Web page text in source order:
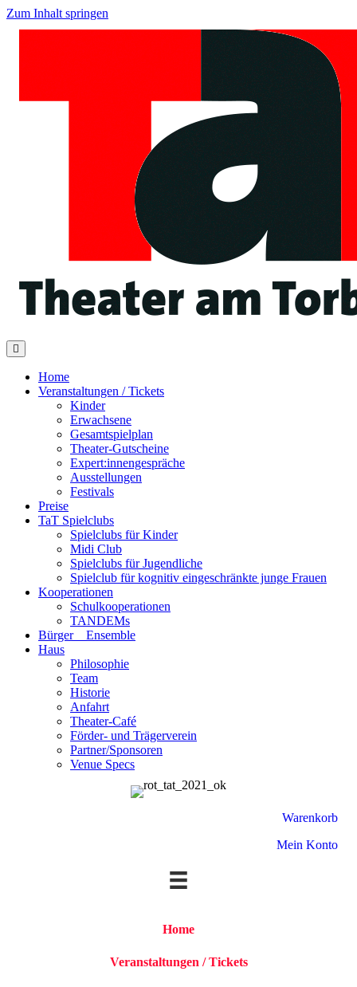
Zum Inhalt springen
Home
Veranstaltungen / Tickets
Kinder
Erwachsene
Gesamtspielplan
Theater-Gutscheine
Expert:innengespräche
Ausstellungen
Festivals
Preise
TaT Spielclubs
Spielclubs für Kinder
Midi Club
Spielclubs für Jugendliche
Spielclub für kognitiv eingeschränkte junge Frauen
Kooperationen
Schulkooperationen
TANDEMs
Bürger__Ensemble
Haus
Philosophie
Team
Historie
Anfahrt
Theater-Café
Förder- und Trägerverein
Partner/Sponsoren
Venue Specs
Warenkorb
Mein Konto
Home
Veranstaltungen / Tickets